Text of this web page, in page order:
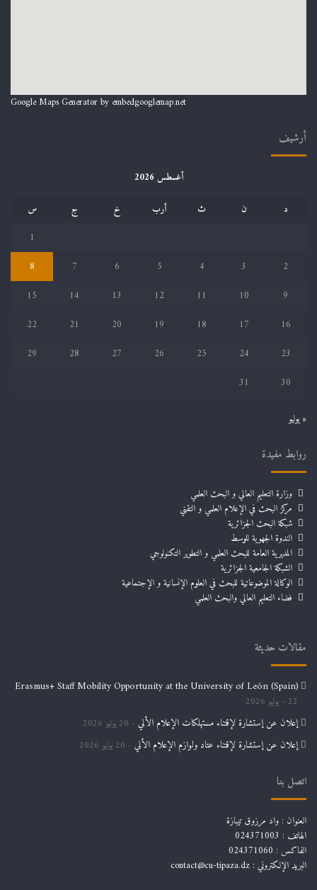
Google Maps Generator by embedgooglemap.net
أرشيف
أغسطس 2026
د
ن ث أرب خ ج
س
1
2
3
4
5
6
7
8
9
10
11
12
13
14
15
16
17
18
19
20
21
22
23
24
25
26
27
28
29
30
31
« يوليو
روابط مفيدة
وزارة التعليم العالي و البحث العلمي
مركز البحث في الإعلام العلمي و التقني
شبكة البحث الجزائرية
الندوة الجهوية للوسط
المديرية العامة للبحث العلمي و التطوير التكنولوجي
الشبكة الجامعية الجزائرية
الوكالة الموضوعاتية للبحث في العلوم الإنسانية و الإجتماعية
فضاء التعليم العالي والبحث العلمي
مقالات حديثة
Erasmus+ Staff Mobility Opportunity at the University of León (Spain)
22 يوليو 2026
إعلان عن إستشارة لإقتناء مستهلكات الإعلام الألي 20 يوليو 2026
إعلان عن إستشارة لإقتناء عتاد ولوازم الإعلام الألي 20 يوليو 2026
اتصل بنا
العنوان : واد مرزوق تيبازة
الهاتف : 024371003
الفاكس : 024371060
البريد الإلكتروني : contact@cu-tipaza.dz